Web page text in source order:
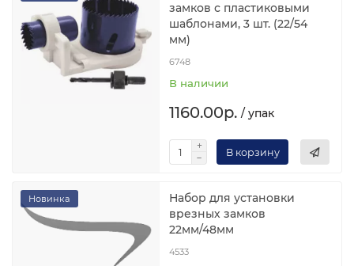
замков с пластиковыми
шаблонами, 3 шт. (22/54
мм)
6748
В наличии
1160.00р. / упак
В корзину
Новинка
Набор для установки
врезных замков
22мм/48мм
4533